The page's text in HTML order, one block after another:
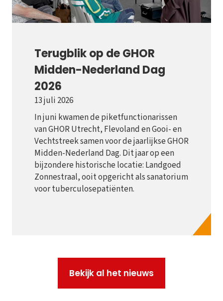
Terugblik op de GHOR
Midden-Nederland Dag
2026
13 juli 2026
In juni kwamen de piketfunctionarissen
van GHOR Utrecht, Flevoland en Gooi- en
Vechtstreek samen voor de jaarlijkse GHOR
Midden-Nederland Dag. Dit jaar op een
bijzondere historische locatie: Landgoed
Zonnestraal, ooit opgericht als sanatorium
voor tuberculosepatiënten.
Bekijk al het nieuws